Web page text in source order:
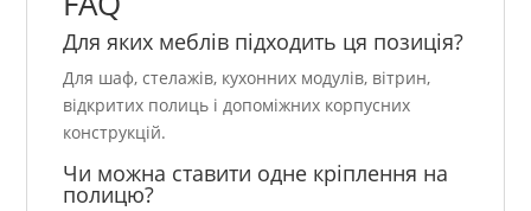
Для яких меблів підходить ця позиція?
Для шаф, стелажів, кухонних модулів, вітрин,
відкритих полиць і допоміжних корпусних
конструкцій.
Чи можна ставити одне кріплення на
полицю?